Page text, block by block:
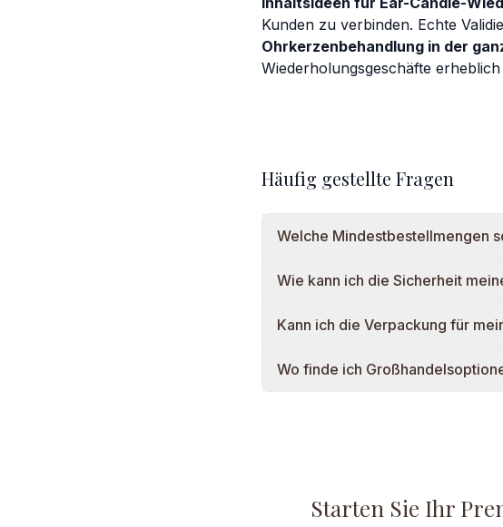
Kunden zu verbinden. Echte
Ohrkerzenbehandlung in der
Wiederholungsgeschäfte erheblich
Häufig gestellte Fragen
Welche Mindestbestellmengen
Wie kann ich die Sicherheit
Kann ich die Verpackung für
Wo finde ich
Starten Sie Ihr